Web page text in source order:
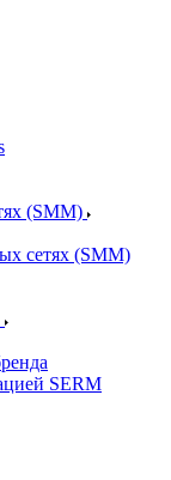
(SMM)
сетях (SMM)
SERM